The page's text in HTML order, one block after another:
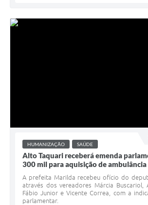
HUMANIZAÇÃO SAÚDE
Alto Taquari receberá emenda
300 mil para aquisição de ambulância
A prefeita Marilda recebeu ofício do
através dos vereadores Márcia Buscariol,
Fábio Junior e Vicente Correa, com a
parlamentar.